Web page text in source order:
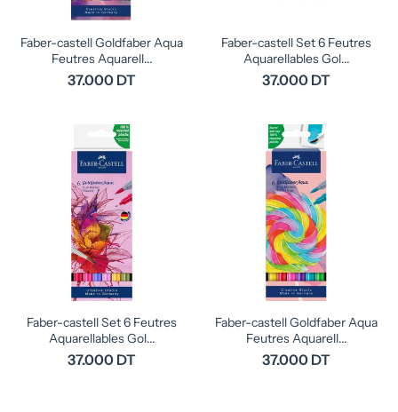
Faber-castell Goldfaber Aqua
Feutres Aquarell...
37.000 DT
Faber-castell Set 6 Feutres
Aquarellables Gol...
37.000 DT
Faber-castell Set 6 Feutres
Aquarellables Gol...
37.000 DT
Faber-castell Goldfaber Aqua
Feutres Aquarell...
37.000 DT